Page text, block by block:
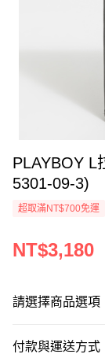
PLAYBOY L
5301-09-3)
超取滿NT$700免運
NT$3,180
請選擇商品選項
付款與運送方式